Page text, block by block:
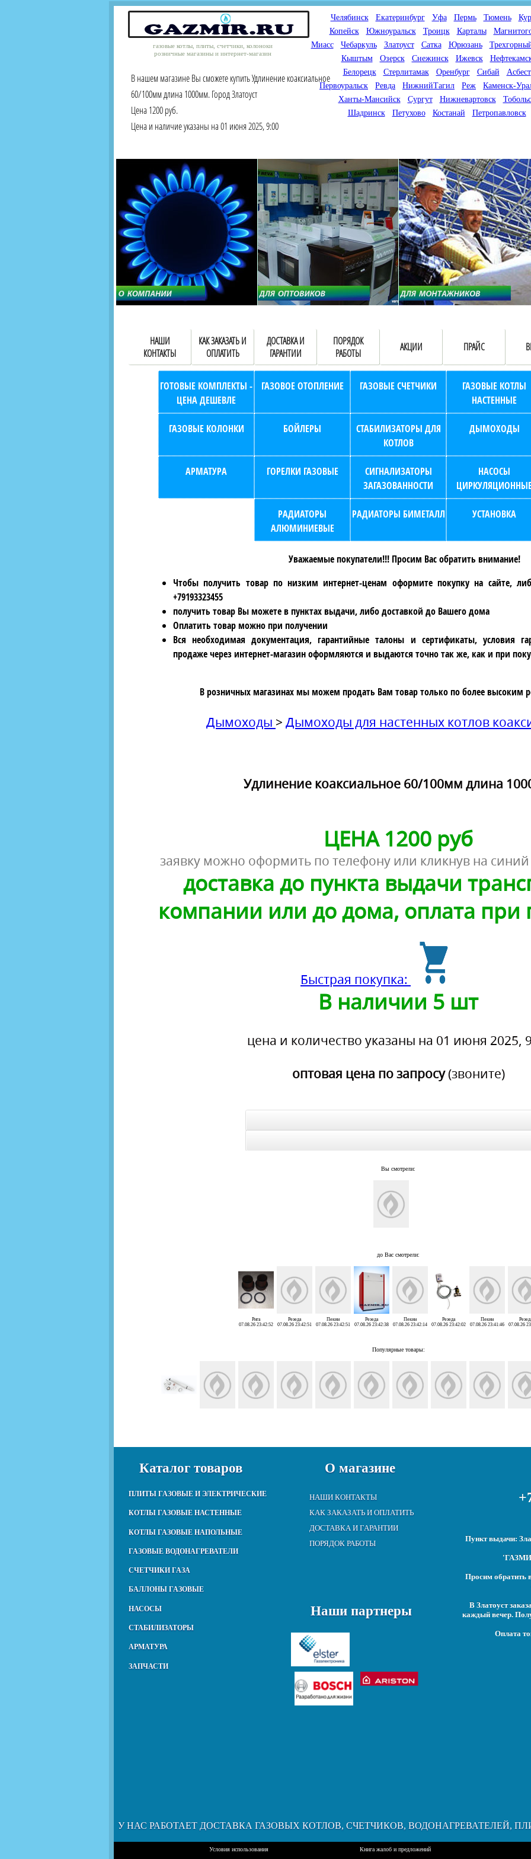
газовые котлы, плиты, счетчики, колоноки
розничные магазины и интернет-магазин
Челябинск Екатеринбург Уфа Пермь Тюмень
Копейск
Южноуральск Троицк Карталы
Миасс
Чебаркуль Златоуст Сатка Юрюзань
Кыштым
Озерск Снежинск Ижевск
Белорецк
Стерлитамак Оренбург Сибай
Асбест
Первоуральск
Ревда НижнийТагил Реж
Каменск-
Ханты-Мансийск
Сургут Нижневартовск
Шадринск
Петухово Костанай Петропавловск
В нашем магазине Вы сможете купить Удлинение коаксиальное
60/100мм длина 1000мм. Город Златоуст
Цена 1200 руб.
Цена и наличие указаны на 01 июня 2025, 9:00
Мы продаем газовые котлы
для отопления,
водонагреватели, счетчики
газа с доставкой по городам
России и Казахстана
Мы специализируемся на
снабжении магазинов
газового оборудования.
Предлагаем полный
ассортимент товара для
открытия магазина газового
оборудования в Вашем
городе. Мы знаем что будет
продаваться.
НАШИ
КОНТАКТЫ
КАК ЗАКАЗАТЬ И
ОПЛАТИТЬ
ДОСТАВКА И
ГАРАНТИИ
ПОРЯДОК
РАБОТЫ
АКЦИИ ПРАЙС
ГОТОВЫЕ КОМПЛЕКТЫ -
ЦЕНА ДЕШЕВЛЕ
ГАЗОВОЕ ОТОПЛЕНИЕ ГАЗОВЫЕ СЧЕТЧИКИ
ГАЗОВЫЕ КОТЛЫ
НАСТЕННЫЕ
ГАЗОВЫЕ КОЛОНКИ БОЙЛЕРЫ
СТАБИЛИЗАТОРЫ ДЛЯ
КОТЛОВ
ДЫМОХОДЫ
АРМАТУРА ГОРЕЛКИ ГАЗОВЫЕ
СИГНАЛИЗАТОРЫ
ЗАГАЗОВАННОСТИ
НАСОСЫ
РАДИАТОРЫ
АЛЮМИНИЕВЫЕ
РАДИАТОРЫ БИМЕТАЛЛ УСТАНОВКА
Уважаемые покупатели!!! Просим Вас обратить внимание!
Чтобы получить товар по низким интернет-ценам оформите покупку на сайте,
+79193323455
получить товар Вы можете в пунктах выдачи, либо доставкой до Вашего дома
Оплатить товар можно при получении
Вся необходимая документация, гарантийные талоны и сертификаты, условия
продаже через интернет-магазин оформляются и выдаются точно так же, как и при
В розничных магазинах мы можем продать Вам товар только по более высоким
Дымоходы > Дымоходы для настенных котлов
Удлинение коаксиальное 60/100мм длина
ЦЕНА 1200 руб
заявку можно оформить по телефону или кликнув на
доставка до пункта выдачи
компании или до дома, оплата при
Быстрая покупка:
В наличии 5 шт
цена и количество указаны на 01 июня 2025,
оптовая цена по запросу(звоните)
Вы смотрели:
до Вас смотрели:
Рига
07.08.26 23:42:52
Резеда
07.08.26 23:42:51
Пекин
07.08.26 23:42:51
Резеда
07.08.26 23:42:38
Пекин
07.08.26 23:42:14
Резеда
07.08.26 23:42:02
Пекин
07.08.26 23:41:46
07.08.26
Популярные товары:
Каталог товаров
ПЛИТЫ ГАЗОВЫЕ И ЭЛЕКТРИЧЕСКИЕ
КОТЛЫ ГАЗОВЫЕ НАСТЕННЫЕ
КОТЛЫ ГАЗОВЫЕ НАПОЛЬНЫЕ
ГАЗОВЫЕ ВОДОНАГРЕВАТЕЛИ
СЧЕТЧИКИ ГАЗА
БАЛЛОНЫ ГАЗОВЫЕ
НАСОСЫ
СТАБИЛИЗАТОРЫ
АРМАТУРА
ЗАПЧАСТИ
О магазине
НАШИ КОНТАКТЫ
КАК ЗАКАЗАТЬ И ОПЛАТИТЬ
ДОСТАВКА И ГАРАНТИИ
ПОРЯДОК РАБОТЫ
Наши партнеры
Пункт выдачи:
Просим обратить
В Златоуст
каждый вечер.
Оплата
У НАС РАБОТАЕТ ДОСТАВКА ГАЗОВЫХ КОТЛОВ, СЧЕТЧИКОВ, ВОДОНАГРЕВАТЕЛЕЙ,
Условия использования Книга жалоб и предложений